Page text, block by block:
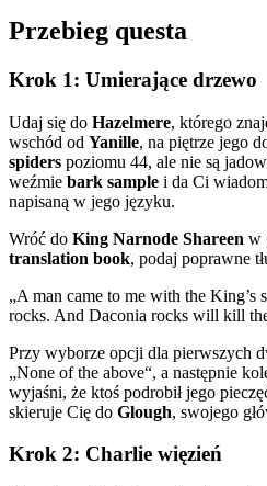
Przebieg questa
Krok 1: Umierające drzewo
Udaj się do Hazelmere, którego
wschód od Yanille, na piętrze jego
spiders poziomu 44, ale nie są
weźmie bark sample i da Ci
napisaną w jego języku.
Wróć do King Narnode Shareen w
translation book, podaj poprawne
„A man came to me with the King’s
rocks. And Daconia rocks will kill
Przy wyborze opcji dla pierwszych
„None of the above“, a następnie
wyjaśni, że ktoś podrobił jego
skieruje Cię do Glough, swojego
Krok 2: Charlie więzień